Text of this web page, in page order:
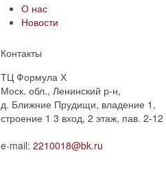
О нас
Новости
Контакты
ТЦ Формула Х
Моск. обл., Ленинский р-н,
д. Ближние Прудищи, владение 1,
строение 1 3 вход, 2 этаж, пав. 2-12
e-mail:2210018@bk.ru